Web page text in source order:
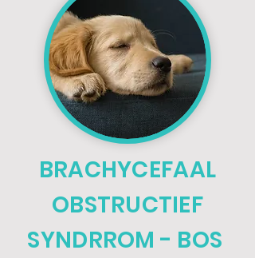
BRACHYCEFAAL
OBSTRUCTIEF
SYNDRROM - BOS